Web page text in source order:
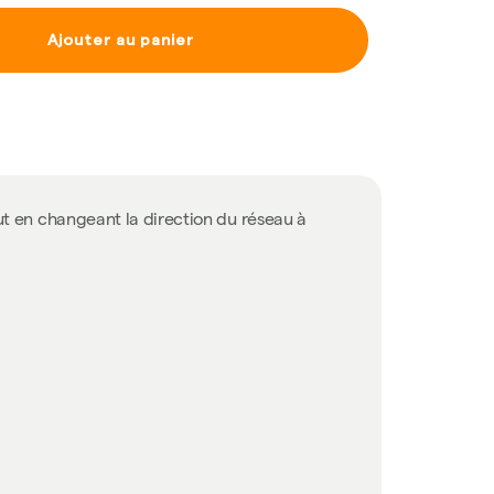
Ajouter au panier
en changeant la direction du réseau à